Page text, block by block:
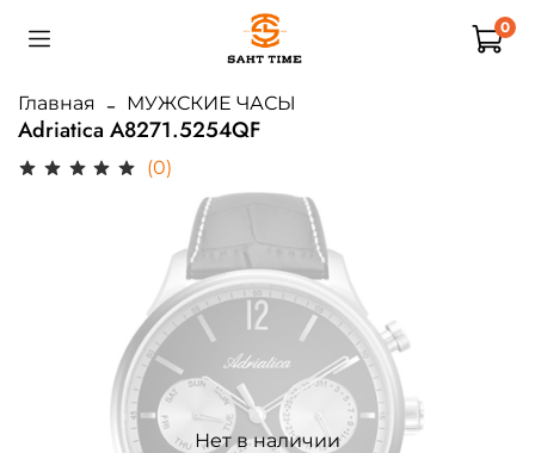
0
Главная МУЖСКИЕ ЧАСЫ
Adriatica A8271.5254QF
(0)
Нет в наличии